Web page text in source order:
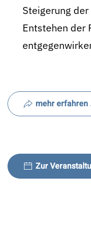
Steigerung
Entstehen der
mehr erfahren
Zur